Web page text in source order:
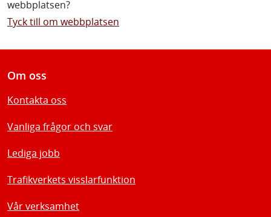
webbplatsen?
Tyck till om webbplatsen
Om oss
Kontakta oss
Vanliga frågor och svar
Lediga jobb
Trafikverkets visslarfunktion
Vår verksamhet